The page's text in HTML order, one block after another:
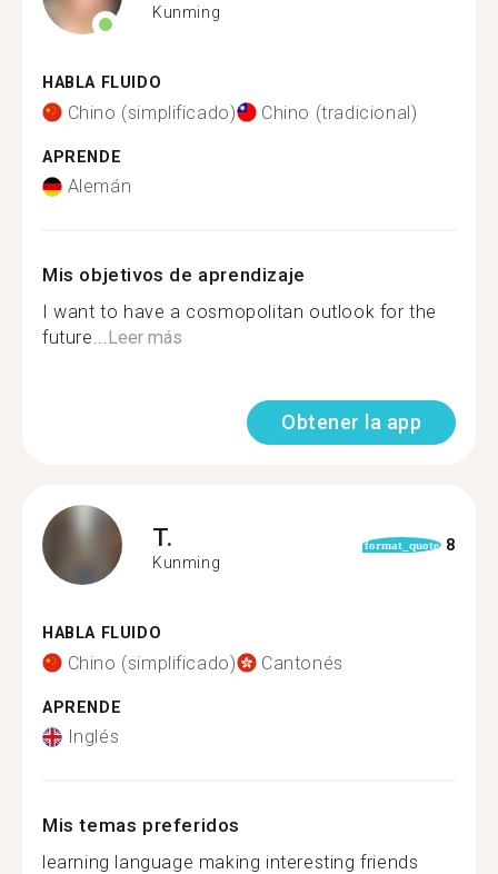
Kunming
HABLA FLUIDO
Chino (simplificado) Chino (tradicional)
APRENDE
Alemán
Mis objetivos de aprendizaje
I want to have a cosmopolitan outlook for the
future...Leer más
Obtener la app
T.
Kunming
format_quote 8
HABLA FLUIDO
Chino (simplificado) Cantonés
APRENDE
Inglés
Mis temas preferidos
learning language making interesting friends